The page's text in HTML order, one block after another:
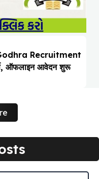
Recruitment
ऑफलाइन आवेदन शुरू